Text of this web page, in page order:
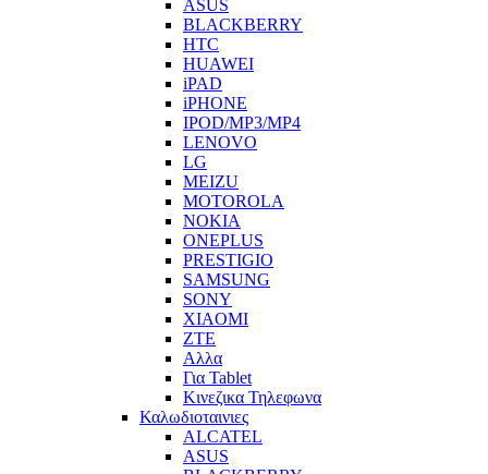
ASUS
BLACKBERRY
HTC
HUAWEI
iPAD
iPHONE
IPOD/MP3/MP4
LENOVO
LG
MEIZU
MOTOROLA
NOKIA
ONEPLUS
PRESTIGIO
SAMSUNG
SONY
XIAOMI
ZTE
Αλλα
Για Tablet
Κινεζικα Τηλεφωνα
Καλωδιοταινιες
ALCATEL
ASUS